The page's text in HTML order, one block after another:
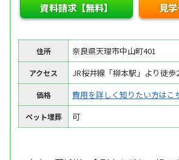
資料請求【無料】 見学
住所 奈良県天理市中山町401
アクセス JR桜井線「柳本駅」より徒
価格 費用を詳しく知りたい方はこ
ペット埋葬 可